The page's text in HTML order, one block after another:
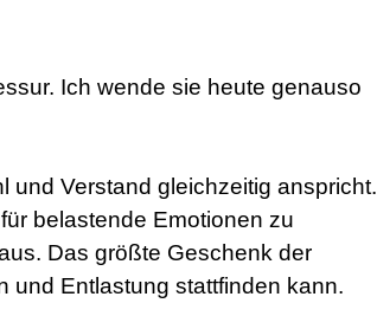
Ich wende sie heute genauso
und Verstand gleichzeitig anspricht.
belastende Emotionen zu
Das größte Geschenk der
und Entlastung stattfinden kann.